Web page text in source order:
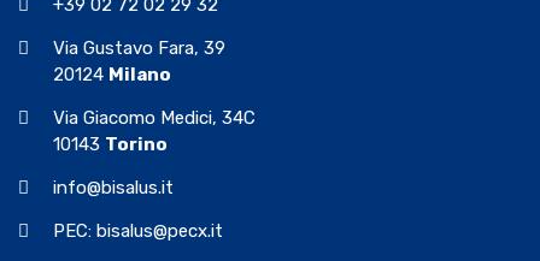
+39 02 72 02 29 32
Via Gustavo Fara, 39
20124 Milano
Via Giacomo Medici, 34C
10143 Torino
info@bisalus.it
PEC: bisalus@pecx.it